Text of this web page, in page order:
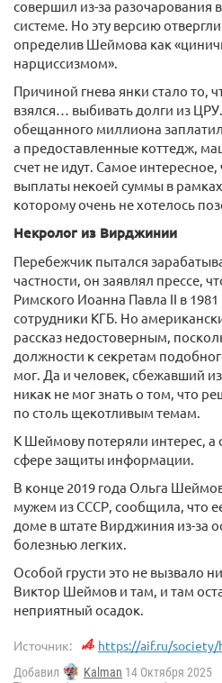
совершил из-за разочарования
системе. Но эту версию
определив Шеймова как
нарциссизмом».
Причиной гнева янки стало то,
взялся… выбивать долги из
обещанного миллиона
а предоставленные коттедж,
счет не идут. Самое
выплаты некоей суммы в
которому очень не хотелось
Некролог из Вирджинии
Перебежчик пытался
частности, он заявлял прессе,
Римского Иоанна Павла II в 1981
сотрудники КГБ. Но
рассказ недостоверным,
должности к секретам
мог. Да и человек, сбежавший
никак не мог знать о том, что
по столь щекотливым темам.
К Шеймову потеряли интерес, а
сфере защиты информации.
В конце 2019 года Ольга
мужем из СССР, сообщила, что
доме в штате Вирджиния из-за
болезнью легких.
Особой грусти это не вызвало
Виктор Шеймов и там, и там
неприятный осадок.
Источник: https://aif.ru/society/
Добавил Kalman 14 Октября 2025